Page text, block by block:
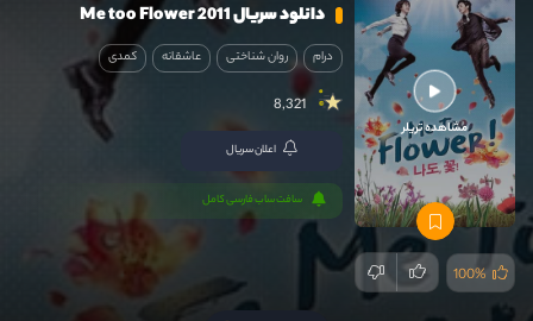
مشاهده تریلر
100%
دانلود سریال Me too Flower 2011
درام روان شناختی عاشقانه کمدی
8,321
اعلان سریال
سافت ساب فارسی کامل